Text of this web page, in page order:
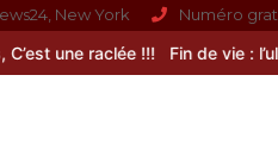
New York Numéro
une raclée !!! Fin de vie : l’ultime